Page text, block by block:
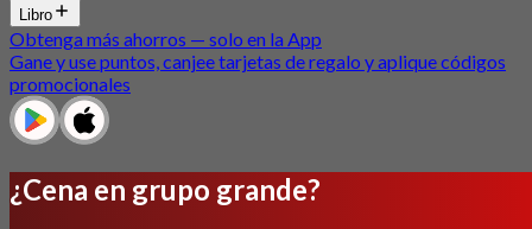
Libro
Obtenga más ahorros — solo en la App
Gane y use puntos, canjee tarjetas de regalo y aplique códigos
promocionales
¿Cena en grupo grande?